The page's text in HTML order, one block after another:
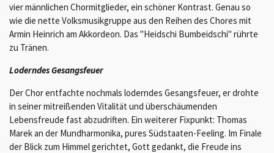
vier männlichen Chormitglieder, ein schöner Kontrast. Genau so
wie die nette Volksmusikgruppe aus den Reihen des Chores mit
Armin Heinrich am Akkordeon. Das "Heidschi Bumbeidschi" rührte
zu Tränen.
Loderndes Gesangsfeuer
Der Chor entfachte nochmals loderndes Gesangsfeuer, er drohte
in seiner mitreißenden Vitalität und überschäumenden
Lebensfreude fast abzudriften. Ein weiterer Fixpunkt: Thomas
Marek an der Mundharmonika, pures Südstaaten-Feeling. Im Finale
der Blick zum Himmel gerichtet, Gott gedankt, die Freude ins